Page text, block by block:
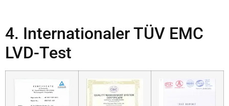
4. Internationaler TÜV EMC
LVD-Test